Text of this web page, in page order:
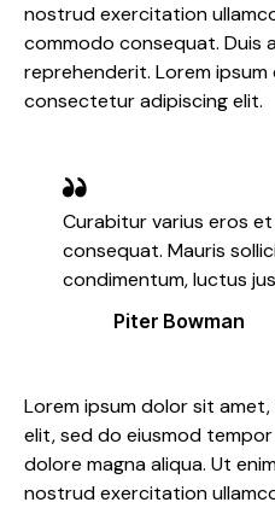
nostrud exercitation
commodo consequat. Duis
reprehenderit. Lorem
consectetur adipiscing elit.
Curabitur varius eros
consequat. Mauris
condimentum, luctus
Piter Bowman
Lorem ipsum dolor sit
elit, sed do eiusmod
dolore magna aliqua. Ut
nostrud exercitation